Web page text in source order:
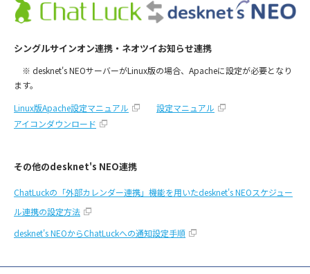
シングルサインオン連携・ネオツイお知らせ連携
※ desknet's NEOサーバーがLinux版の場合、Apacheに設定が必要となり
ます。
Linux版Apache設定マニュアル
設定マニュアル
アイコンダウンロード
その他のdesknet's NEO連携
ChatLuckの「外部カレンダー連携」機能を用いたdesknet's NEOスケジュー
ル連携の設定方法
desknet's NEOからChatLuckへの通知設定手順